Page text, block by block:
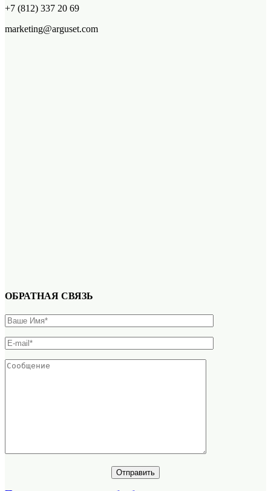
+7 (812) 337 20 69
marketing@arguset.com
ОБРАТНАЯ СВЯЗЬ